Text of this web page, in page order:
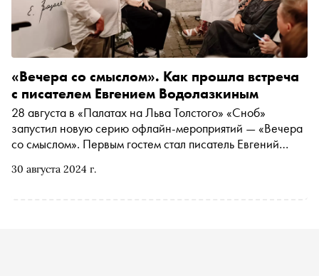
30 августа 2024 г.
«Вечера со смыслом». Как прошла встреча
с писателем Евгением Водолазкиным
28 августа в «Палатах на Льва Толстого» «Сноб»
запустил новую серию офлайн-мероприятий — «Вечера
со смыслом». Первым гостем стал писатель Евгений
они поговорили о литературе, смерти, искусственном